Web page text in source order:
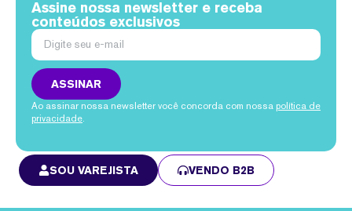
Assine nossa newsletter e receba
conteúdos exclusivos
ASSINAR
Ao assinar nossa newsletter você concorda com nossa política de
privacidade
SOU VAREJISTA VENDO B2B